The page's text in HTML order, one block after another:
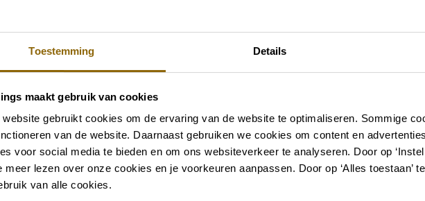
Toestemming Details
maakt gebruik van cookies
website gebruikt cookies om de ervaring van de website te optimaliseren. Sommige
van de website. Daarnaast gebruiken we cookies om content en
voor social media te bieden en om ons websiteverkeer te analyseren. Door op
meer lezen over onze cookies en je voorkeuren aanpassen. Door op ‘Alles toestaan’
van alle cookies.
jouw bruidslook is pas af
grote accessoire winkel
vind je de perfecte match
Bekijk ook eens